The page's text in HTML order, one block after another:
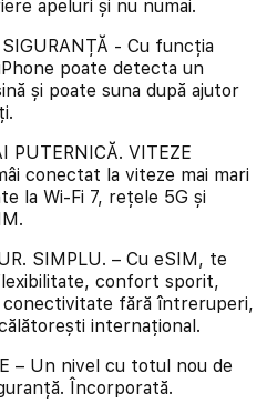
apeluri și nu numai.
- Cu funcția
poate detecta un
și poate suna după ajutor
PUTERNICĂ. VITEZE
conectat la viteze mai mari
la Wi-Fi 7, rețele 5G și
SIMPLU. – Cu eSIM, te
confort sporit,
conectivitate fără întreruperi,
internațional.
– Un nivel cu totul nou de
Încorporată.